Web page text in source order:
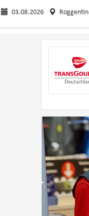
03.08.2026 Roggentin